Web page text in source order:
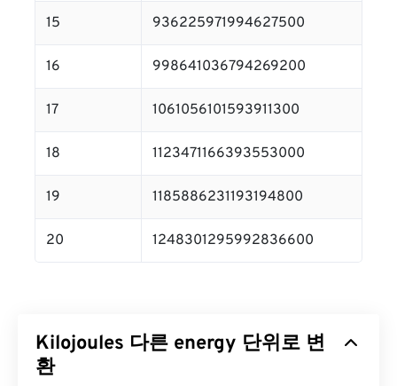
15 936225971994627500
16 998641036794269200
17 1061056101593911300
18 1123471166393553000
19 1185886231193194800
20 1248301295992836600
Kilojoules 다른 energy 단위로 변
환